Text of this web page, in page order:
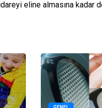
eline almasına kadar